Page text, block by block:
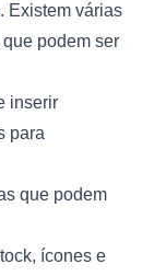
Existem várias
podem ser
inserir
para
que podem
ícones e